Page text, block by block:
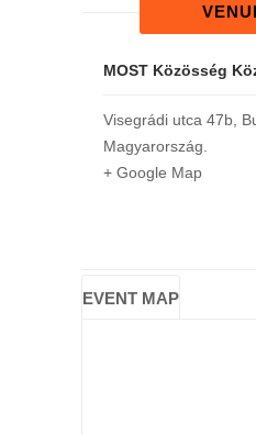
MOST Közösség
Visegrádi utca 47b,
Magyarország
+ Google Map
EVENT MAP